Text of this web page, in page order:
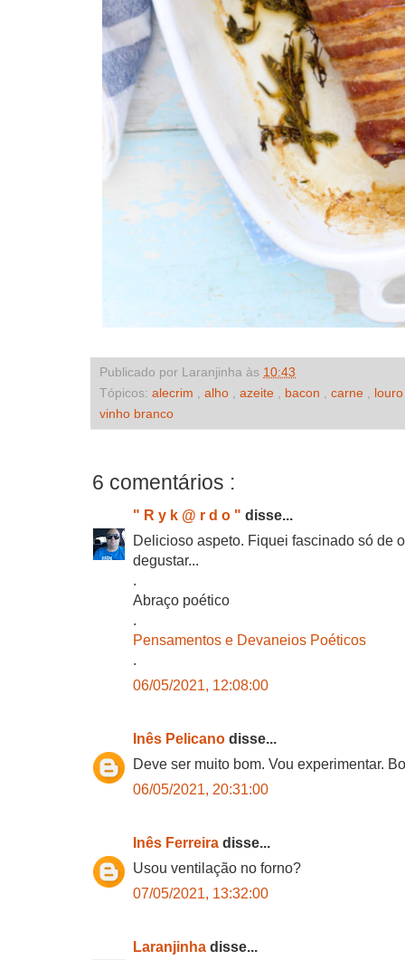
Publicado por Laranjinha às 10:43
Tópicos: alecrim alho azeite bacon carne
vinho branco
6 comentários :
" R y k @ r d o " disse...
Delicioso aspeto. Fiquei fascinado só de
degustar...
.
Abraço poético
.
Pensamentos e Devaneios Poéticos
.
06/05/2021, 12:08:00
Inês Pelicano disse...
Deve ser muito bom. Vou experimentar.
06/05/2021, 20:31:00
Inês Ferreira disse...
Usou ventilação no forno?
07/05/2021, 13:32:00
Laranjinha disse...